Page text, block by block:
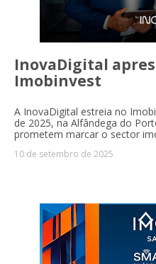
InovaDigital
Imobinvest
A InovaDigital estreia no
de 2025, na Alfândega do
prometem marcar o sector
10 de setembro de 2025